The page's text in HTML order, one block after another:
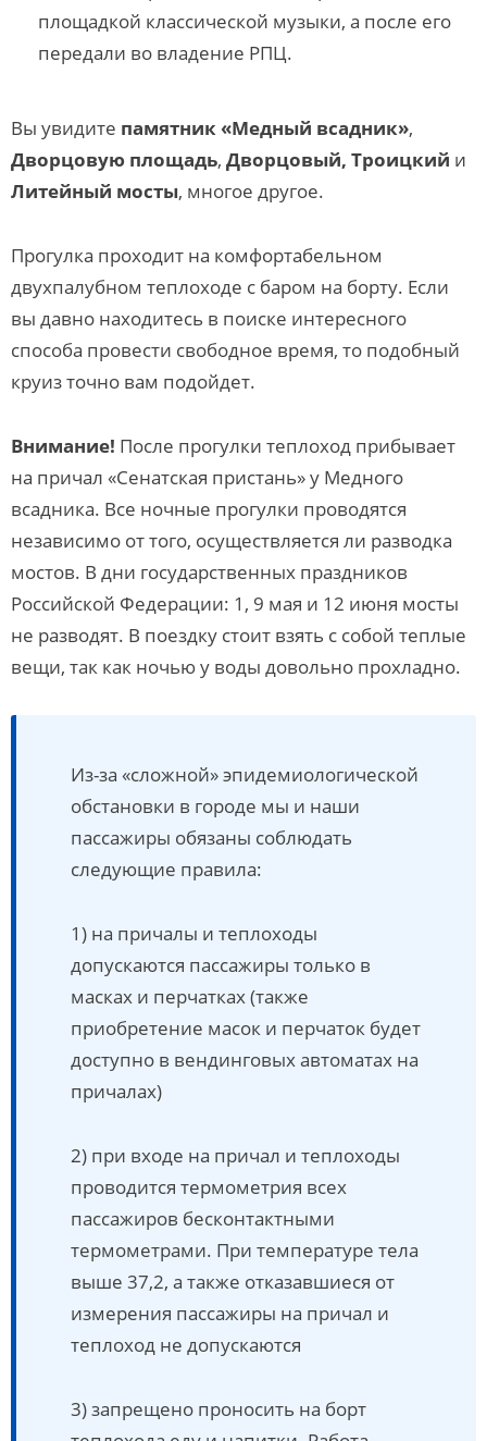
площадкой классической музыки, а после его
передали во владение РПЦ.
Вы увидите памятник «Медный всадник»,
Дворцовую площадь, Дворцовый, Троицкий и
Литейный мосты, многое другое.
Прогулка проходит на комфортабельном
двухпалубном теплоходе с баром на борту. Если
вы давно находитесь в поиске интересного
способа провести свободное время, то подобный
круиз точно вам подойдет.
Внимание! После прогулки теплоход прибывает
на причал «Сенатская пристань» у Медного
всадника. Все ночные прогулки проводятся
независимо от того, осуществляется ли разводка
мостов. В дни государственных праздников
Российской Федерации: 1, 9 мая и 12 июня мосты
не разводят. В поездку стоит взять с собой теплые
вещи, так как ночью у воды довольно прохладно.
Из-за «сложной» эпидемиологической
обстановки в городе мы и наши
пассажиры обязаны соблюдать
следующие правила:
1) на причалы и теплоходы
допускаются пассажиры только в
масках и перчатках (также
приобретение масок и перчаток будет
доступно в вендинговых автоматах на
причалах)
2) при входе на причал и теплоходы
проводится термометрия всех
пассажиров бесконтактными
термометрами. При температуре тела
выше 37,2, а также отказавшиеся от
измерения пассажиры на причал и
теплоход не допускаются
3) запрещено проносить на борт